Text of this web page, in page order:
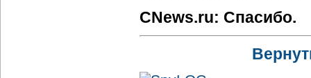
CNews.ru: Спасибо.